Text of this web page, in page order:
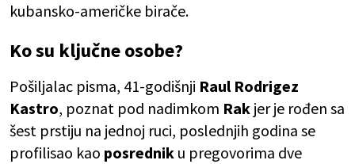
kubansko-američke birače.
Ko su ključne osobe?
Pošiljalac pisma, 41-godišnji Raul Rodrigez
Kastro, poznat pod nadimkom Rak jer je rođen sa
šest prstiju na jednoj ruci, poslednjih godina se
profilisao kao posrednik u pregovorima dve